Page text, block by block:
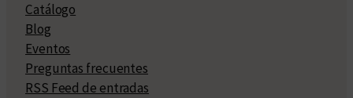
Catálogo
Blog
Eventos
Preguntas frecuentes
RSS Feed de entradas